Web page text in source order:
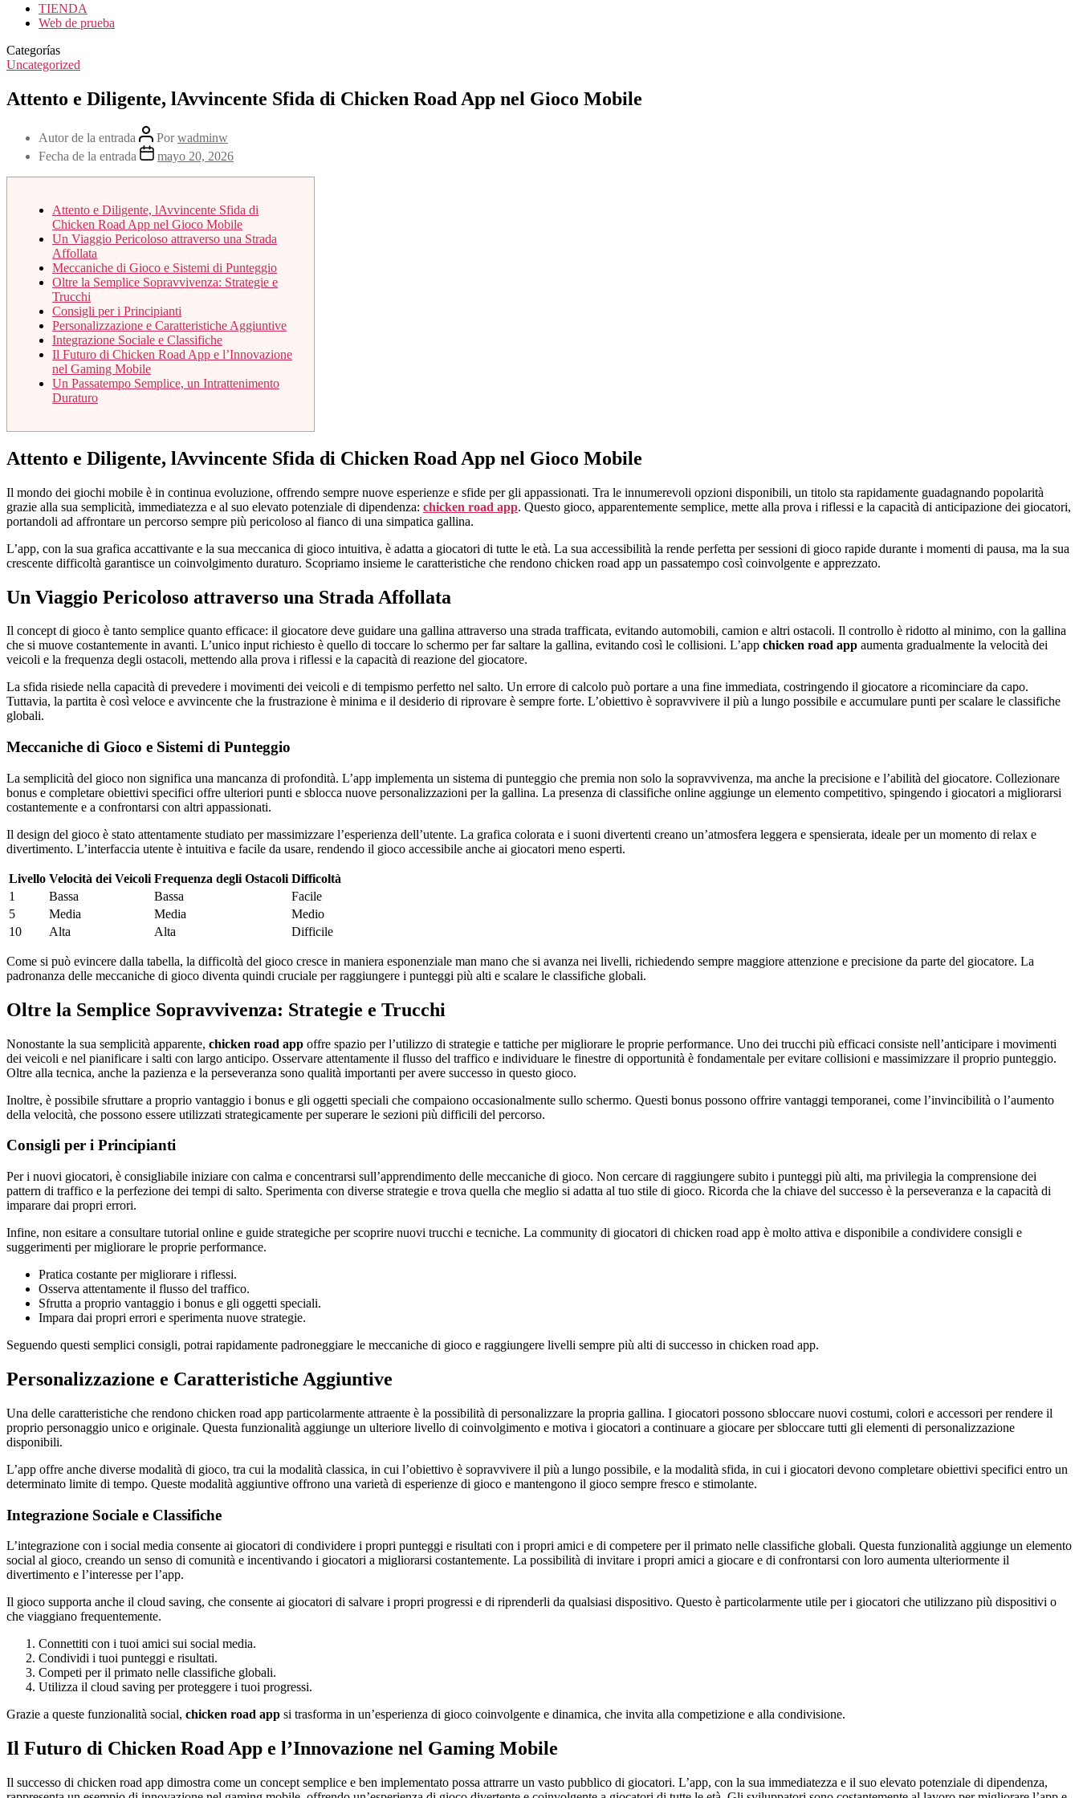
TIENDA
Web de prueba
Categorías
Uncategorized
Attento e Diligente, lAvvincente Sfida di Chicken Road App nel Gioco Mobile
Autor de la entrada Porwadminw
Fecha de la entrada
mayo 20, 2026
Attento e Diligente, lAvvincente Sfida di
Chicken Road App nel Gioco Mobile
Un Viaggio Pericoloso attraverso una Strada
Affollata
Meccaniche di Gioco e Sistemi di Punteggio
Oltre la Semplice Sopravvivenza: Strategie e
Trucchi
Consigli per i Principianti
Personalizzazione e Caratteristiche Aggiuntive
Integrazione Sociale e Classifiche
Il Futuro di Chicken Road App e l’Innovazione
nel Gaming Mobile
Un Passatempo Semplice, un Intrattenimento
Duraturo
Attento e Diligente, lAvvincente Sfida di Chicken Road App nel Gioco Mobile
Il mondo dei giochi mobile è in continua evoluzione, offrendo sempre nuove esperienze e sfide per gli appassionati. Tra le innumerevoli opzioni disponibili, un titolo sta rapidamente guadagnando popolarità
grazie alla sua semplicità, immediatezza e al suo elevato potenziale di dipendenza: chicken road app. Questo gioco, apparentemente semplice, mette alla prova i riflessi e la capacità di anticipazione dei giocatori,
portandoli ad affrontare un percorso sempre più pericoloso al fianco di una simpatica gallina.
L’app, con la sua grafica accattivante e la sua meccanica di gioco intuitiva, è adatta a giocatori di tutte le età. La sua accessibilità la rende perfetta per sessioni di gioco rapide durante i momenti di pausa, ma la sua
crescente difficoltà garantisce un coinvolgimento duraturo. Scopriamo insieme le caratteristiche che rendono chicken road app un passatempo così coinvolgente e apprezzato.
Un Viaggio Pericoloso attraverso una Strada Affollata
Il concept di gioco è tanto semplice quanto efficace: il giocatore deve guidare una gallina attraverso una strada trafficata, evitando automobili, camion e altri ostacoli. Il controllo è ridotto al minimo, con la gallina
che si muove costantemente in avanti. L’unico input richiesto è quello di toccare lo schermo per far saltare la gallina, evitando così le collisioni. L’app chicken road app aumenta gradualmente la velocità dei
veicoli e la frequenza degli ostacoli, mettendo alla prova i riflessi e la capacità di reazione del giocatore.
La sfida risiede nella capacità di prevedere i movimenti dei veicoli e di tempismo perfetto nel salto. Un errore di calcolo può portare a una fine immediata, costringendo il giocatore a ricominciare da capo.
Tuttavia, la partita è così veloce e avvincente che la frustrazione è minima e il desiderio di riprovare è sempre forte. L’obiettivo è sopravvivere il più a lungo possibile e accumulare punti per scalare le classifiche
globali.
Meccaniche di Gioco e Sistemi di Punteggio
La semplicità del gioco non significa una mancanza di profondità. L’app implementa un sistema di punteggio che premia non solo la sopravvivenza, ma anche la precisione e l’abilità del giocatore. Collezionare
bonus e completare obiettivi specifici offre ulteriori punti e sblocca nuove personalizzazioni per la gallina. La presenza di classifiche online aggiunge un elemento competitivo, spingendo i giocatori a migliorarsi
costantemente e a confrontarsi con altri appassionati.
Il design del gioco è stato attentamente studiato per massimizzare l’esperienza dell’utente. La grafica colorata e i suoni divertenti creano un’atmosfera leggera e spensierata, ideale per un momento di relax e
divertimento. L’interfaccia utente è intuitiva e facile da usare, rendendo il gioco accessibile anche ai giocatori meno esperti.
Livello Velocità dei Veicoli Frequenza degli Ostacoli Difficoltà
1
Bassa Bassa
Facile
5
Media Media
Medio
10
Alta Alta Difficile
Come si può evincere dalla tabella, la difficoltà del gioco cresce in maniera esponenziale man mano che si avanza nei livelli, richiedendo sempre maggiore attenzione e precisione da parte del giocatore. La
padronanza delle meccaniche di gioco diventa quindi cruciale per raggiungere i punteggi più alti e scalare le classifiche globali.
Oltre la Semplice Sopravvivenza: Strategie e Trucchi
Nonostante la sua semplicità apparente, chicken road app offre spazio per l’utilizzo di strategie e tattiche per migliorare le proprie performance. Uno dei trucchi più efficaci consiste nell’anticipare i movimenti
dei veicoli e nel pianificare i salti con largo anticipo. Osservare attentamente il flusso del traffico e individuare le finestre di opportunità è fondamentale per evitare collisioni e massimizzare il proprio punteggio.
Oltre alla tecnica, anche la pazienza e la perseveranza sono qualità importanti per avere successo in questo gioco.
Inoltre, è possibile sfruttare a proprio vantaggio i bonus e gli oggetti speciali che compaiono occasionalmente sullo schermo. Questi bonus possono offrire vantaggi temporanei, come l’invincibilità o l’aumento
della velocità, che possono essere utilizzati strategicamente per superare le sezioni più difficili del percorso.
Consigli per i Principianti
Per i nuovi giocatori, è consigliabile iniziare con calma e concentrarsi sull’apprendimento delle meccaniche di gioco. Non cercare di raggiungere subito i punteggi più alti, ma privilegia la comprensione dei
pattern di traffico e la perfezione dei tempi di salto. Sperimenta con diverse strategie e trova quella che meglio si adatta al tuo stile di gioco. Ricorda che la chiave del successo è la perseveranza e la capacità di
imparare dai propri errori.
Infine, non esitare a consultare tutorial online e guide strategiche per scoprire nuovi trucchi e tecniche. La community di giocatori di chicken road app è molto attiva e disponibile a condividere consigli e
suggerimenti per migliorare le proprie performance.
Pratica costante per migliorare i riflessi.
Osserva attentamente il flusso del traffico.
Sfrutta a proprio vantaggio i bonus e gli oggetti speciali.
Impara dai propri errori e sperimenta nuove strategie.
Seguendo questi semplici consigli, potrai rapidamente padroneggiare le meccaniche di gioco e raggiungere livelli sempre più alti di successo in chicken road app.
Personalizzazione e Caratteristiche Aggiuntive
Una delle caratteristiche che rendono chicken road app particolarmente attraente è la possibilità di personalizzare la propria gallina. I giocatori possono sbloccare nuovi costumi, colori e accessori per rendere il
proprio personaggio unico e originale. Questa funzionalità aggiunge un ulteriore livello di coinvolgimento e motiva i giocatori a continuare a giocare per sbloccare tutti gli elementi di personalizzazione
disponibili.
L’app offre anche diverse modalità di gioco, tra cui la modalità classica, in cui l’obiettivo è sopravvivere il più a lungo possibile, e la modalità sfida, in cui i giocatori devono completare obiettivi specifici entro un
determinato limite di tempo. Queste modalità aggiuntive offrono una varietà di esperienze di gioco e mantengono il gioco sempre fresco e stimolante.
Integrazione Sociale e Classifiche
L’integrazione con i social media consente ai giocatori di condividere i propri punteggi e risultati con i propri amici e di competere per il primato nelle classifiche globali. Questa funzionalità aggiunge un elemento
social al gioco, creando un senso di comunità e incentivando i giocatori a migliorarsi costantemente. La possibilità di invitare i propri amici a giocare e di confrontarsi con loro aumenta ulteriormente il
divertimento e l’interesse per l’app.
Il gioco supporta anche il cloud saving, che consente ai giocatori di salvare i propri progressi e di riprenderli da qualsiasi dispositivo. Questo è particolarmente utile per i giocatori che utilizzano più dispositivi o
che viaggiano frequentemente.
Connettiti con i tuoi amici sui social media.
Condividi i tuoi punteggi e risultati.
Competi per il primato nelle classifiche globali.
Utilizza il cloud saving per proteggere i tuoi progressi.
Grazie a queste funzionalità social, chicken road app si trasforma in un’esperienza di gioco coinvolgente e dinamica, che invita alla competizione e alla condivisione.
Il Futuro di Chicken Road App e l’Innovazione nel Gaming Mobile
Il successo di chicken road app dimostra come un concept semplice e ben implementato possa attrarre un vasto pubblico di giocatori. L’app, con la sua immediatezza e il suo elevato potenziale di dipendenza,